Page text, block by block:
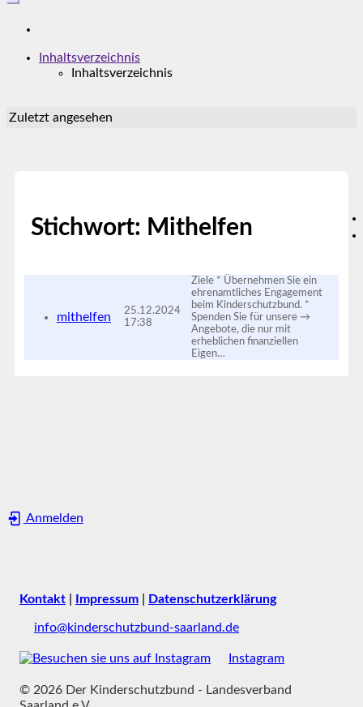
Inhaltsverzeichnis
Inhaltsverzeichnis
Zuletzt angesehen
Stichwort: Mithelfen
mithelfen
25.12.2024
17:38
Ziele * Übernehmen Sie ein
ehrenamtliches Engagement
beim Kinderschutzbund. *
Spenden Sie für unsere →
Angebote, die nur mit
erheblichen finanziellen
Eigen…
Anmelden
Kontakt Impressum Datenschutzerklärung
info@kinderschutzbund-saarland.de
Instagram
© 2026 Der Kinderschutzbund - Landesverband